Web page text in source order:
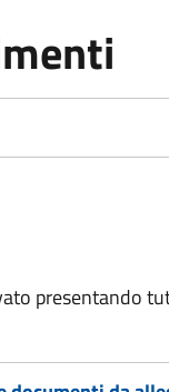
presentando